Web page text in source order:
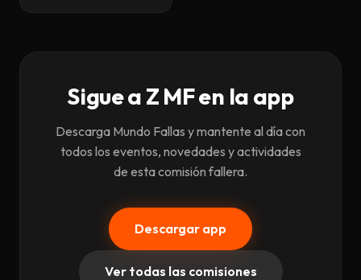
Sigue a Z MF en la app
Descarga Mundo Fallas y mantente al día con
todos los eventos, novedades y actividades
de esta comisión fallera.
Descargar app
Ver todas las comisiones